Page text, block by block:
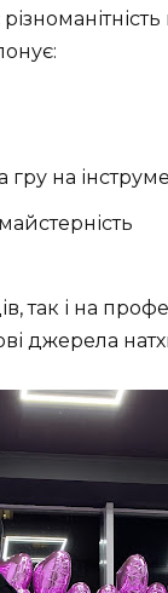
на
так і на
джерела